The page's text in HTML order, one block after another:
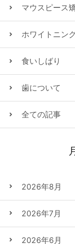
マウスピース
ホワイトニン
食いしばり
歯について
全ての記事
2026年8月
2026年7月
2026年6月